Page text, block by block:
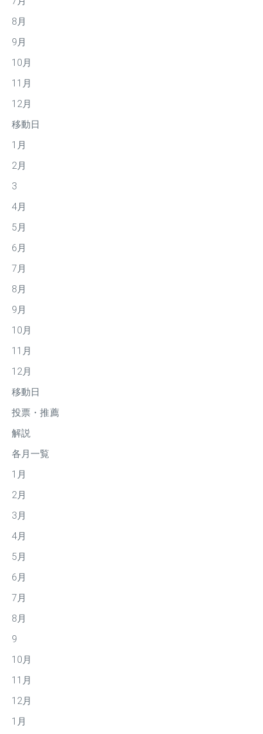
8月
9月
10月
11月
12月
移動日
1月
2月
3
4月
5月
6月
7月
8月
9月
10月
11月
12月
移動日
投票・推薦
解説
各月一覧
1月
2月
3月
4月
5月
6月
7月
8月
9
10月
11月
12月
1月